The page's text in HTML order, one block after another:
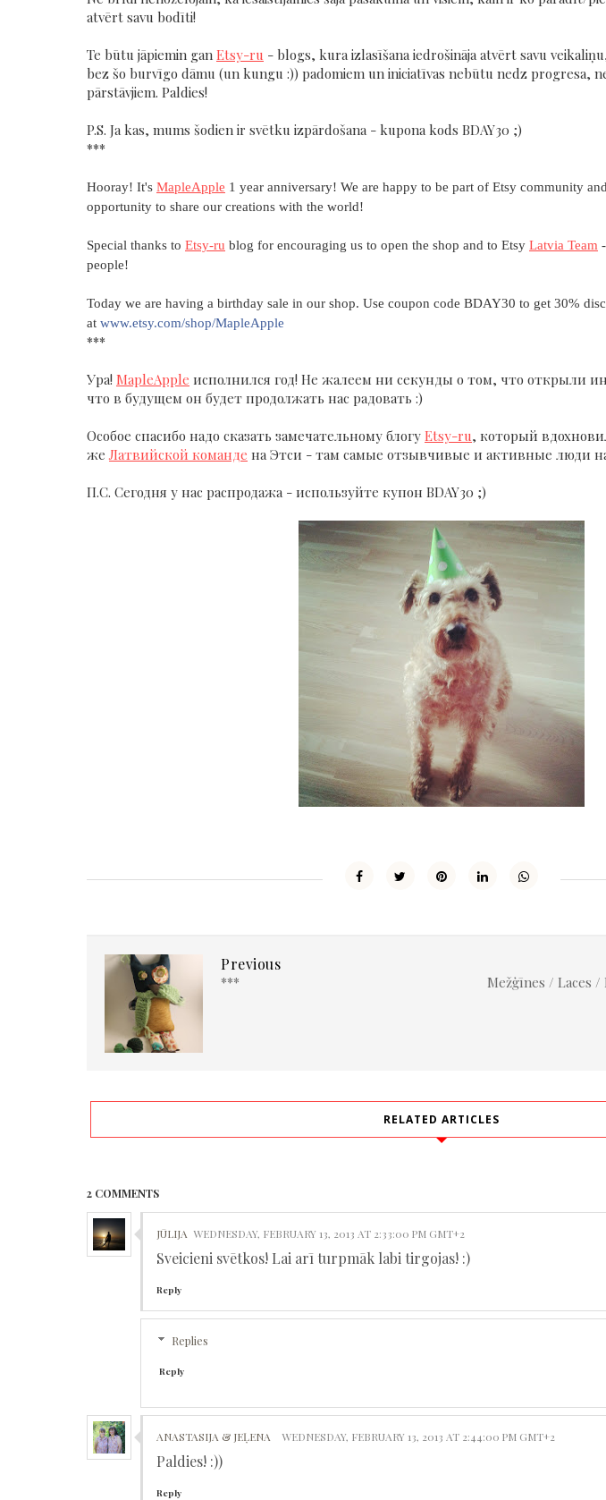
atvērt savu bodīti!
Te būtu jāpiemin gan Etsy-ru - blogs, kura izlasīšana iedrošināja atvērt savu
bez šo burvīgo dāmu (un kungu :)) padomiem un iniciatīvas nebūtu nedz progresa,
pārstāvjiem. Paldies!
P.S. Ja kas, mums šodien ir svētku izpārdošana - kupona kods BDAY30 ;)
***
Hooray! It's MapleApple 1 year anniversary! We are happy to be part of Etsy community
opportunity to share our creations with the world!
Special thanks to Etsy-ru blog for encouraging us to open the shop and to Etsy Latvia Team
people!
Today we are having a birthday sale in our shop. Use coupon code BDAY30 to get 30%
at www.etsy.com/shop/MapleApple
***
Ура! MapleApple исполнился год! Не жалеем ни секунды о том, что открыли
что в будущем он будет продолжать нас радовать :)
Особое спасибо надо сказать замечательному блогу Etsy-ru, который
жеЛатвийской команде на Этси - там самые отзывчивые и активные люди
П.С. Сегодня у нас распродажа - используйте купон BDAY30 ;)
Mežģīnes / Laces
Previous
***
RELATED ARTICLES
2 COMMENTS
JŪLIJA WEDNESDAY, FEBRUARY 13, 2013 AT 2:33:00 PM GMT+2
Sveicieni svētkos! Lai arī turpmāk labi tirgojas! :)
Reply
Replies
Reply
ANASTASIJA & JEĻENA WEDNESDAY, FEBRUARY 13, 2013 AT 2:44:00 PM GMT+2
Paldies! :))
Reply